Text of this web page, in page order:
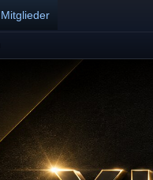
Mitglieder